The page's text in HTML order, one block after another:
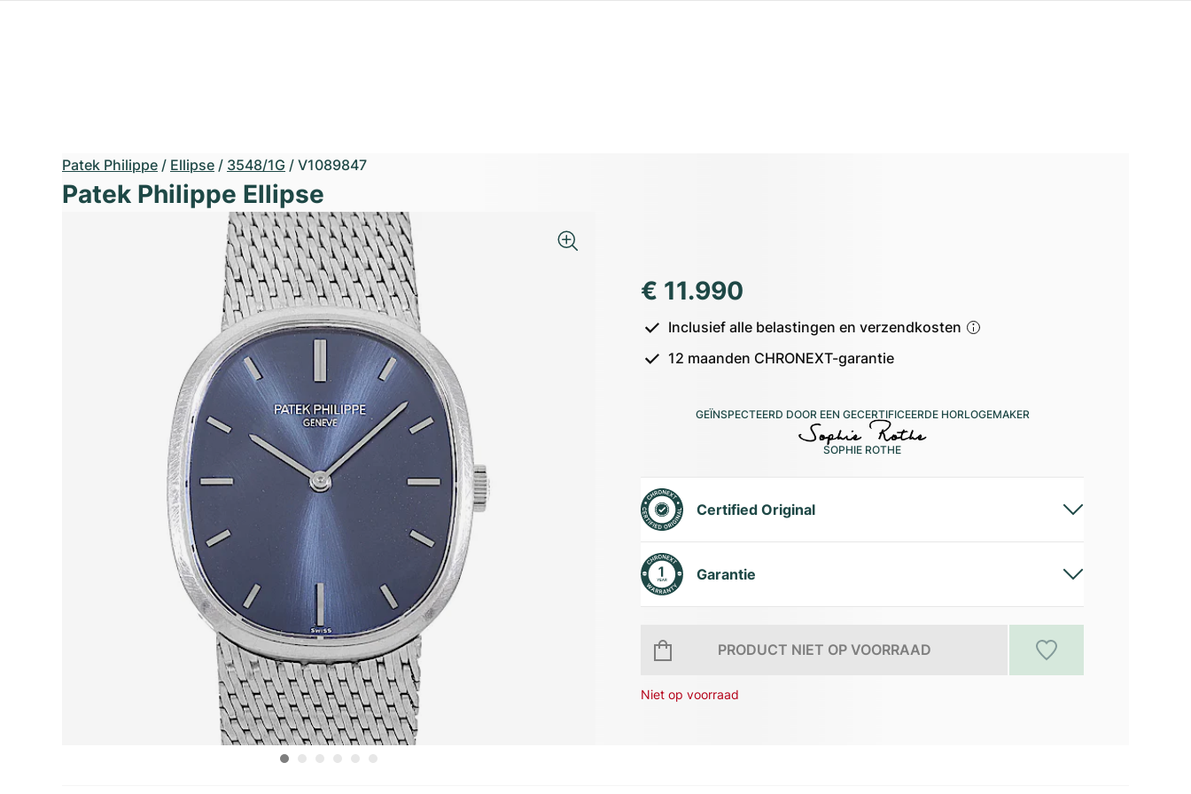
Patek Philippe / Ellipse / 3548/1G / V1089847
Patek Philippe Ellipse
€ 11.990
Inclusief alle belastingen en verzendkosten
12 maanden CHRONEXT-garantie
GEÏNSPECTEERD DOOR EEN GECERTIFICEERDE HORLOGEMAKER
SOPHIE ROTHE
Certified Original
Garantie
PRODUCT NIET OP VOORRAAD
Niet op voorraad